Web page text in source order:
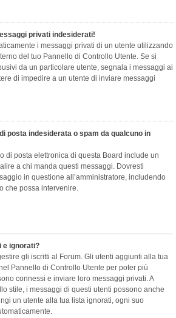
privati indesiderati!
i messaggi privati ​​di un utente utilizzando
del tuo Pannello di Controllo Utente. Se si
da un particolare utente, segnala i messaggi ai
di impedire a un utente di inviare messaggi
posta indesiderata o spam da qualcuno in
di posta elettronica di questa Board include un
a chi manda questi messaggi. Dovresti
in questione all’amministratore, includendo
che possa intervenire.
e ignorati?
gli iscritti al Forum. Gli utenti aggiunti alla tua
Pannello di Controllo Utente per poter più
connessi e inviare loro messaggi privati. A
stile, i messaggi di questi utenti possono anche
un utente alla tua lista ignorati, ogni suo